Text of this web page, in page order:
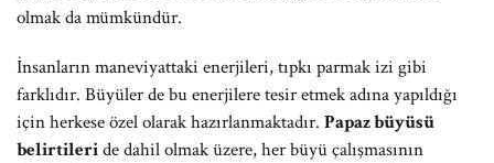
olmak da mümkündür.
İnsanların maneviyattaki enerjileri, tıpkı parmak izi gibi
farklıdır. Büyüler de bu enerjilere tesir etmek adına yapıldığı
için herkese özel olarak hazırlanmaktadır. Papaz büyüsü
belirtileride dahil olmak üzere, her büyü çalışmasının